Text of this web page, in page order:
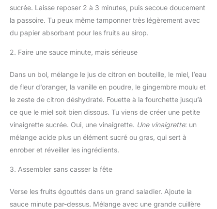
sucrée. Laisse reposer 2 à 3 minutes, puis secoue doucement
la passoire. Tu peux même tamponner très légèrement avec
du papier absorbant pour les fruits au sirop.
2. Faire une sauce minute, mais sérieuse
Dans un bol, mélange le jus de citron en bouteille, le miel, l’eau
de fleur d’oranger, la vanille en poudre, le gingembre moulu et
le zeste de citron déshydraté. Fouette à la fourchette jusqu’à
ce que le miel soit bien dissous. Tu viens de créer une petite
vinaigrette sucrée. Oui, une vinaigrette. Une vinaigrette: un
mélange acide plus un élément sucré ou gras, qui sert à
enrober et réveiller les ingrédients.
3. Assembler sans casser la fête
Verse les fruits égouttés dans un grand saladier. Ajoute la
sauce minute par-dessus. Mélange avec une grande cuillère